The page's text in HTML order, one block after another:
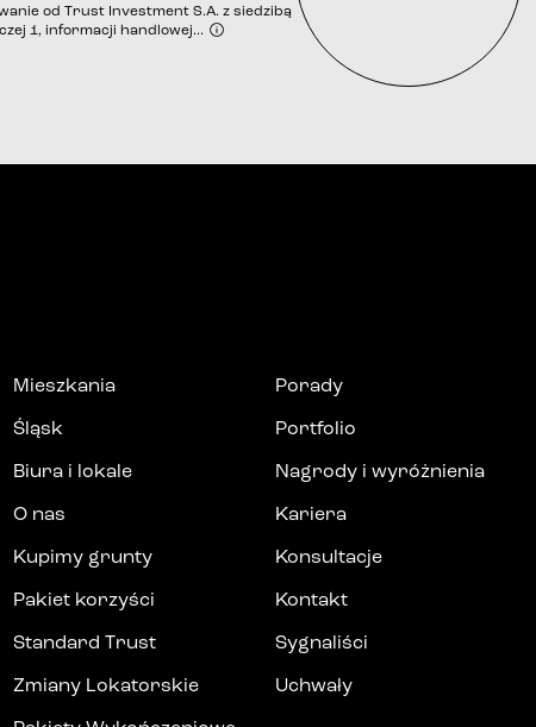
od Trust Investment S.A. z siedzibą
1, informacji handlowej...
Mieszkania
Śląsk
Biura i lokale
O nas
Kupimy grunty
Pakiet korzyści
Standard Trust
Zmiany Lokatorskie
Porady
Portfolio
Nagrody i wyróżnienia
Kariera
Konsultacje
Kontakt
Sygnaliści
Uchwały